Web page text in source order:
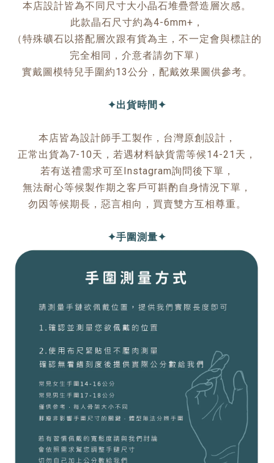
本店設計皆為不同尺寸大小晶石堆疊營造層次感。
此款晶石尺寸約為4-6mm+，
（特殊礦石以搭配層次跟有貨為主，不一定會與標註的
完全相同，介意者請勿下單）
實戴圖模特兒手圍約13公分，配戴效果圖供參考。
✦出貨時間✦
本店皆為設計師手工製作，台灣原創設計，
正常出貨為7-10天，若遇材料缺貨需等候14-21天，
若有送禮需求可至Instagram詢問後下單，
無法耐心等候製作期之客戶可斟酌自身情況下單，
勿因等候期長，惡言相向，買賣雙方互相尊重。
✦手圍測量✦